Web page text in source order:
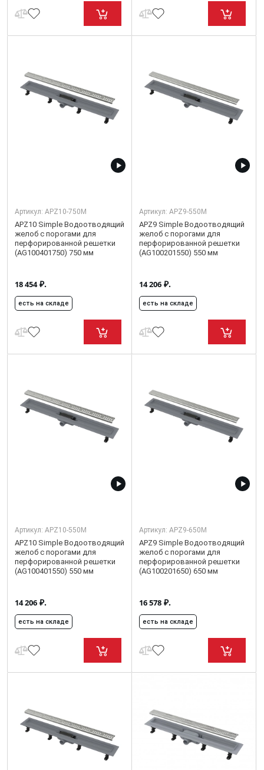
Артикул: APZ10-750M
APZ10 Simple Водоотводящий
желоб с порогами для
перфорированной решетки
(AG100401750) 750 мм
18 454₽.
есть на складе
Артикул: APZ9-550M
APZ9 Simple Водоотводящий
желоб с порогами для
перфорированной решетки
(AG100201550) 550 мм
14 206 ₽.
есть на складе
Артикул: APZ10-550M
APZ10 Simple Водоотводящий
желоб с порогами для
перфорированной решетки
(AG100401550) 550 мм
14 206 ₽.
есть на складе
Артикул: APZ9-650M
APZ9 Simple Водоотводящий
желоб с порогами для
перфорированной решетки
(AG100201650) 650 мм
16 578 ₽.
есть на складе